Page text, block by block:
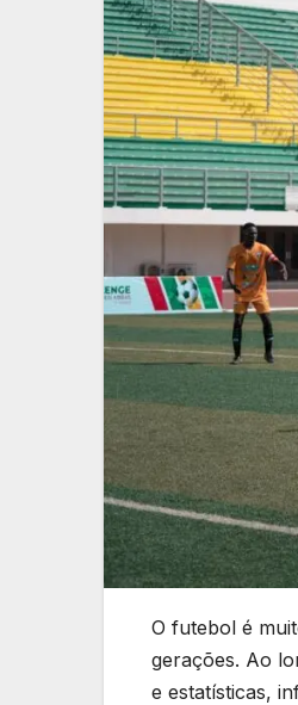
O futebol é
gerações. Ao
e estatísticas,